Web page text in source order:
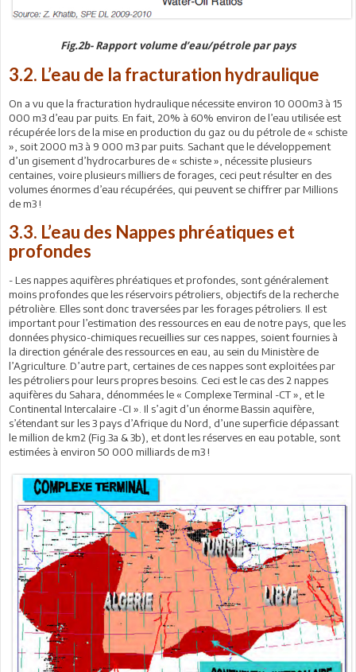
Fig.2b- Rapport volume d’eau/pétrole par pays
3.2. L’eau de la fracturation hydraulique
On a vu que la fracturation hydraulique nécessite environ 10 000m3 à 15
000 m3 d’eau par puits. En fait, 20% à 60% environ de l’eau utilisée est
récupérée lors de la mise en production du gaz ou du pétrole de « schiste
», soit 2000 m3 à 9 000 m3 par puits. Sachant que le développement
d’un gisement d’hydrocarbures de « schiste », nécessite plusieurs
centaines, voire plusieurs milliers de forages, ceci peut résulter en des
volumes énormes d’eau récupérées, qui peuvent se chiffrer par Millions
de m3 !
3.3. L’eau des Nappes phréatiques et
profondes
- Les nappes aquifères phréatiques et profondes, sont généralement
moins profondes que les réservoirs pétroliers, objectifs de la recherche
pétrolière. Elles sont donc traversées par les forages pétroliers. Il est
important pour l’estimation des ressources en eau de notre pays, que les
données physico-chimiques recueillies sur ces nappes, soient fournies à
la direction générale des ressources en eau, au sein du Ministère de
l’Agriculture. D’autre part, certaines de ces nappes sont exploitées par
les pétroliers pour leurs propres besoins. Ceci est le cas des 2 nappes
aquifères du Sahara, dénommées le « Complexe Terminal -CT », et le
Continental Intercalaire -CI ». Il s’agit d’un énorme Bassin aquifère,
s’étendant sur les 3 pays d’Afrique du Nord, d’une superficie dépassant
le million de km2 (Fig.3a & 3b), et dont les réserves en eau potable, sont
estimées à environ 50 000 milliards de m3 !